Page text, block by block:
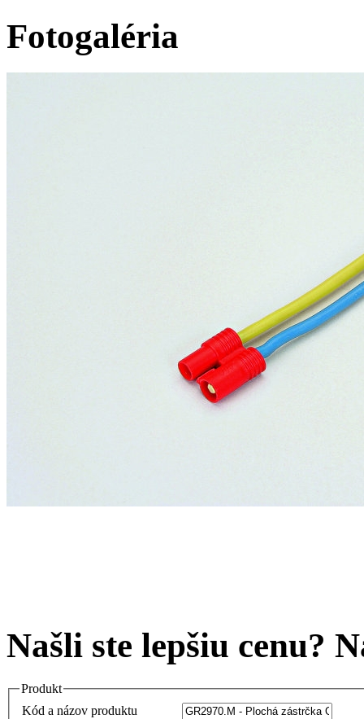
Fotogaléria
Našli ste lepšiu cenu?
Produkt
Kód a názov produktu